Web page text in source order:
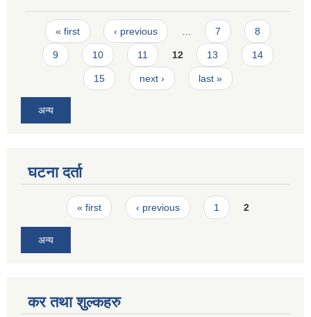
Pages
« first ‹ previous 7 8
9 10 11 12 13 14
15 next › last »
अन्य
घटना दर्ता
Pages« first ‹ previous 1 2
अन्य
कर तथा शुल्कहरु